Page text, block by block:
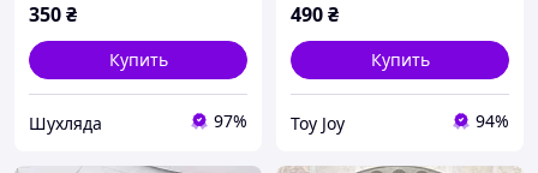
350₴
Купить
Шухляда 97%
490₴
Купить
Toy Joy 94%